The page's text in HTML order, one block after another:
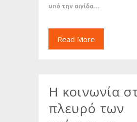
υπό την αιγίδα…
Read More
Η κοινωνία
πλευρό των